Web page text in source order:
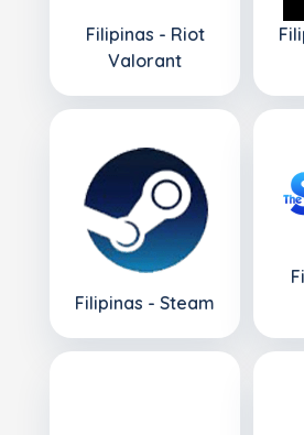
Filipinas - Riot
Valorant
Filipinas - Steam